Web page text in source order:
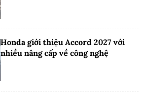
Honda giới thiệu Accord 2027 với
nhiều nâng cấp về công nghệ